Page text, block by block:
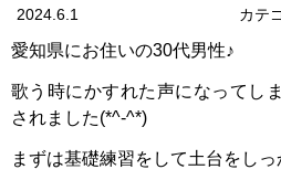
2024.6.1 カテ
愛知県にお住いの30代男性♪
歌う時にかすれた声になってし
されました(*^-^*)
まずは基礎練習をして土台をしっ